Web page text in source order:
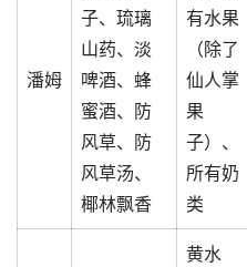
潘姆
子、琉璃
山药、淡
啤酒、蜂
蜜酒、防
风草、防
风草汤、
椰林飘香
有水果
（除了
仙人掌
果
子）、
所有奶
类
黄水